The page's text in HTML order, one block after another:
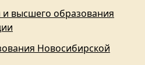
высшего образования
Новосибирской